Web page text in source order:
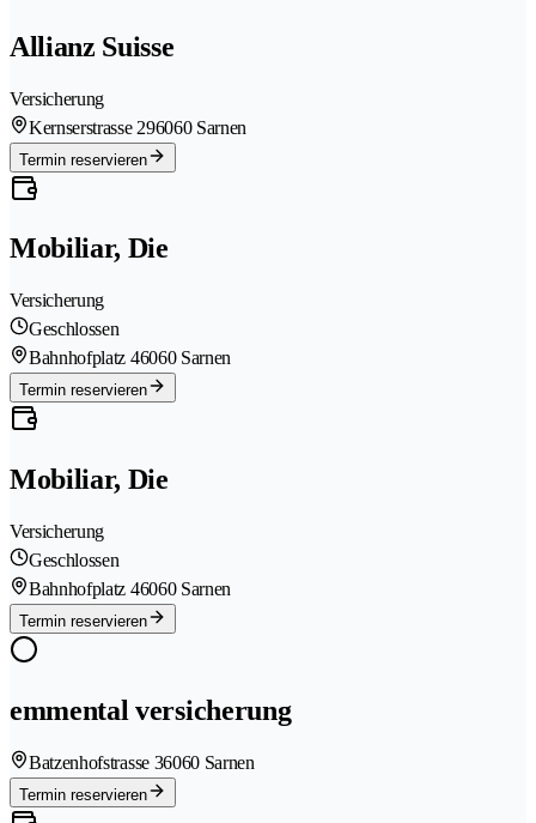
Allianz Suisse
Versicherung
Kernserstrasse 296060 Sarnen
Termin reservieren
Mobiliar, Die
Versicherung
Geschlossen
Bahnhofplatz 46060 Sarnen
Termin reservieren
Mobiliar, Die
Versicherung
Geschlossen
Bahnhofplatz 46060 Sarnen
Termin reservieren
emmental versicherung
Batzenhofstrasse 36060 Sarnen
Termin reservieren